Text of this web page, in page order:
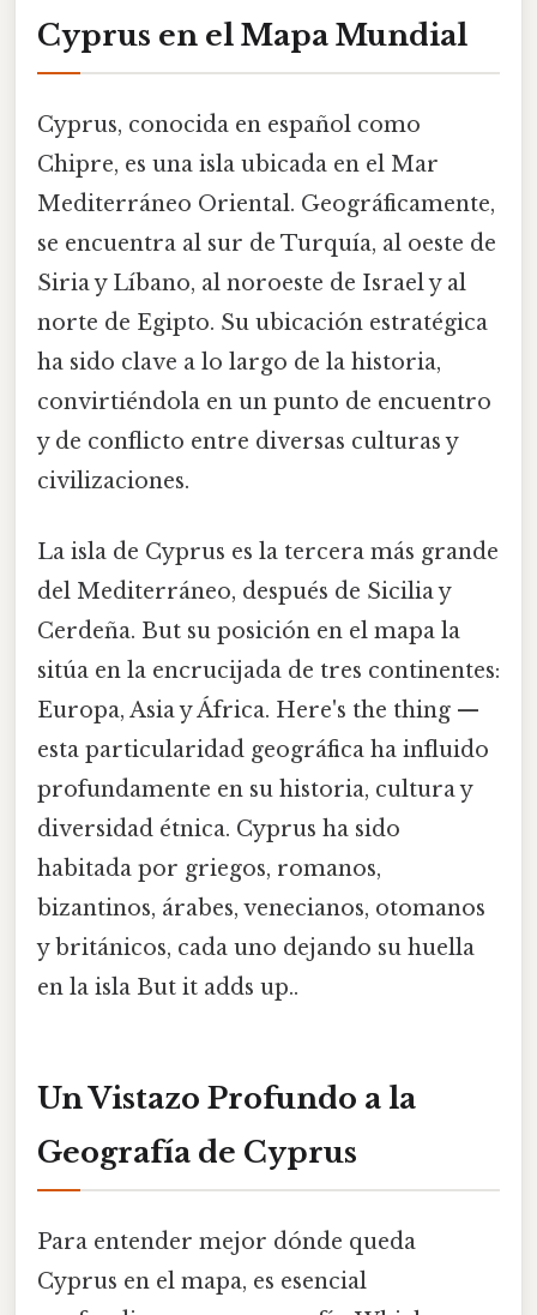
Cyprus en el Mapa Mundial
Cyprus, conocida en español como
Chipre, es una isla ubicada en el Mar
Mediterráneo Oriental. Geográficamente,
se encuentra al sur de Turquía, al oeste de
Siria y Líbano, al noroeste de Israel y al
norte de Egipto. Su ubicación estratégica
ha sido clave a lo largo de la historia,
convirtiéndola en un punto de encuentro
y de conflicto entre diversas culturas y
civilizaciones.
La isla de Cyprus es la tercera más grande
del Mediterráneo, después de Sicilia y
Cerdeña. But su posición en el mapa la
sitúa en la encrucijada de tres continentes:
Europa, Asia y África. Here's the thing —
esta particularidad geográfica ha influido
profundamente en su historia, cultura y
diversidad étnica. Cyprus ha sido
habitada por griegos, romanos,
bizantinos, árabes, venecianos, otomanos
y británicos, cada uno dejando su huella
en la isla But it adds up..
Un Vistazo Profundo a la
Geografía de Cyprus
Para entender mejor dónde queda
Cyprus en el mapa, es esencial